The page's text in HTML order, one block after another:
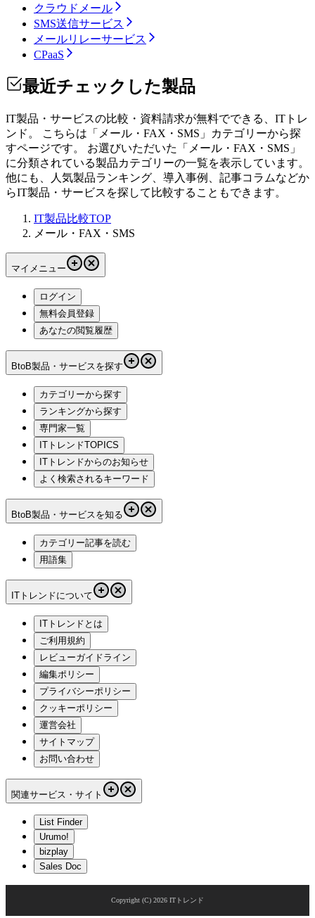
クラウドメール
SMS送信サービス
メールリレーサービス
CPaaS
最近チェックした製品
IT製品・サービスの比較・資料請求が無料でできる、ITトレ
ンド。 こちらは「 メール・FAX・SMS 」カテゴリーから探
すページです。 お選びいただいた「 メール・FAX・SMS 」
に分類されている製品カテゴリーの一覧を表示しています。
他にも、人気製品ランキング、導入事例、記事コラムなどか
らIT製品・サービスを探して比較することもできます。
IT製品比較TOP
メール・FAX・SMS
マイメニュー
ログイン
無料会員登録
あなたの閲覧履歴
BtoB製品・サービスを探す
カテゴリーから探す
ランキングから探す
専門家一覧
ITトレンドTOPICS
ITトレンドからのお知らせ
よく検索されるキーワード
BtoB製品・サービスを知る
カテゴリー記事を読む
用語集
ITトレンドについて
ITトレンドとは
ご利用規約
レビューガイドライン
編集ポリシー
プライバシーポリシー
クッキーポリシー
運営会社
サイトマップ
お問い合わせ
関連サービス・サイト
List Finder
Urumo!
bizplay
Sales Doc
Copyright (C) 2026 ITトレンド